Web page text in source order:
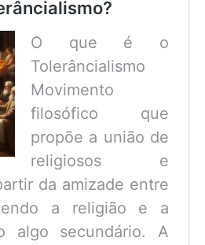
O que é o
Tolerâncialismo
Movimento
filosófico que
propõe a união de
religiosos e
da amizade entre
a religião e a
algo secundário. A